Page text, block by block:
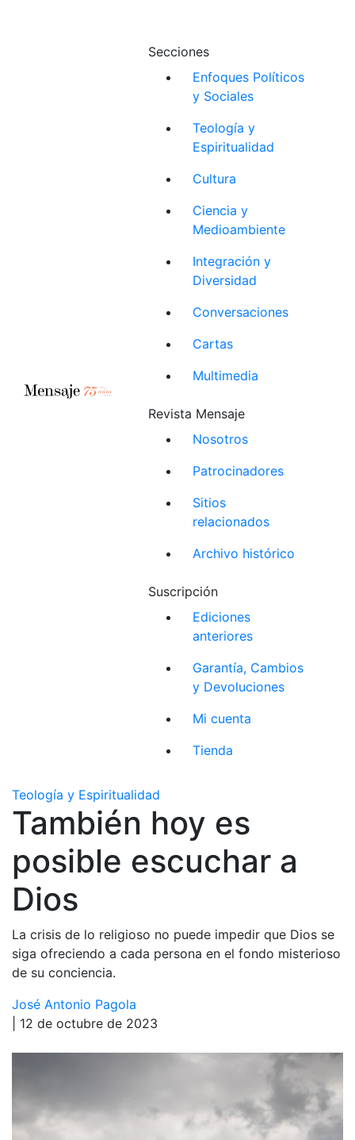
Secciones
Enfoques Políticos
y Sociales
Teología y
Espiritualidad
Cultura
Ciencia y
Medioambiente
Integración y
Diversidad
Conversaciones
Cartas
Multimedia
Revista Mensaje
Nosotros
Patrocinadores
Sitios
relacionados
Archivo histórico
Suscripción
Ediciones
anteriores
Garantía, Cambios
y Devoluciones
Mi cuenta
Tienda
Teología y Espiritualidad
También hoy es
posible escuchar a
Dios
La crisis de lo religioso no puede impedir que Dios se
siga ofreciendo a cada persona en el fondo misterioso
de su conciencia.
José Antonio Pagola
| 12 de octubre de 2023